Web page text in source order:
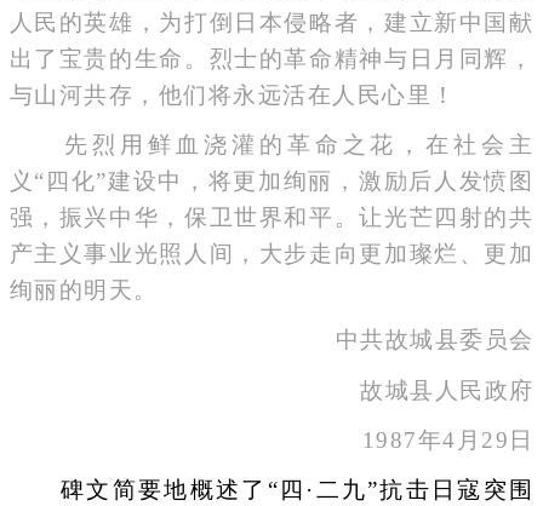
人民的英雄，为打倒日本侵略者，建立新中国献
出了宝贵的生命。烈士的革命精神与日月同辉，
与山河共存，他们将永远活在人民心里！
先烈用鲜血浇灌的革命之花，在社会主
义“四化”建设中，将更加绚丽，激励后人发愤图
强，振兴中华，保卫世界和平。让光芒四射的共
产主义事业光照人间，大步走向更加璨烂、更加
绚丽的明天。
中共故城县委员会
故城县人民政府
1987年4月29日
碑文简要地概述了“四·二九”抗击日寇突围